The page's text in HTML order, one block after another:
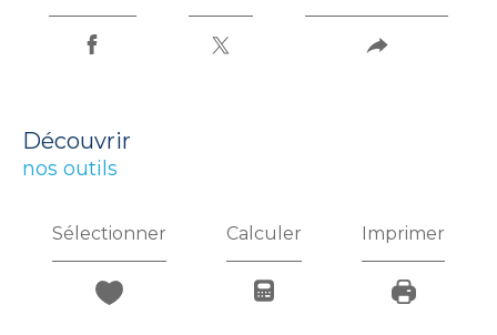
découvrir
nos outils
Sélectionner Calculer Imprimer